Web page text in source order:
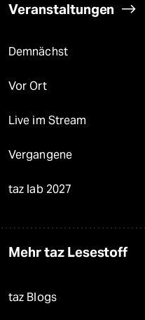
Veranstaltungen
Demnächst
Vor Ort
Live im Stream
Vergangene
taz lab 2027
Mehr taz Lesestoff
taz Blogs